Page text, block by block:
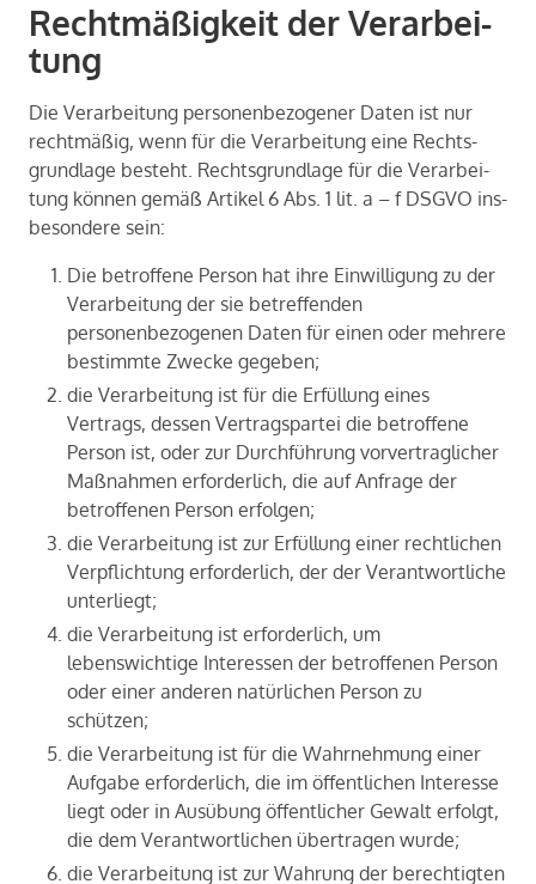
Recht­mä­ßig­keit der Ver­ar­bei­
tung
Die Ver­ar­bei­tung per­so­nen­be­zo­ge­ner Daten ist nur
recht­mä­ßig, wenn für die Ver­ar­bei­tung eine Rechts­
grund­la­ge be­steht. Rechts­grund­la­ge für die Ver­ar­bei­
tung kön­nen gemäß Ar­ti­kel 6 Abs. 1 lit. a – f DSGVO ins­
be­son­de­re sein:
Die betroffene Person hat ihre Einwilligung zu der
Verarbeitung der sie betreffenden
personenbezogenen Daten für einen oder mehrere
bestimmte Zwecke gegeben;
die Verarbeitung ist für die Erfüllung eines
Vertrags, dessen Vertragspartei die betroffene
Person ist, oder zur Durchführung vorvertraglicher
Maßnahmen erforderlich, die auf Anfrage der
betroffenen Person erfolgen;
die Verarbeitung ist zur Erfüllung einer rechtlichen
Verpflichtung erforderlich, der der Verantwortliche
unterliegt;
die Verarbeitung ist erforderlich, um
lebenswichtige Interessen der betroffenen Person
oder einer anderen natürlichen Person zu
schützen;
die Verarbeitung ist für die Wahrnehmung einer
Aufgabe erforderlich, die im öffentlichen Interesse
liegt oder in Ausübung öffentlicher Gewalt erfolgt,
die dem Verantwortlichen übertragen wurde;
die Verarbeitung ist zur Wahrung der berechtigten